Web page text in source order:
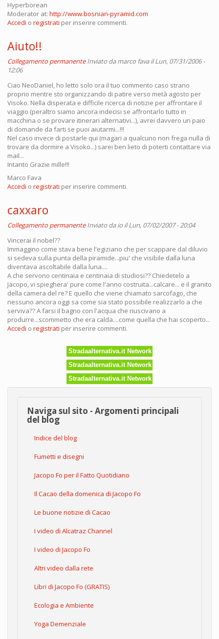
Hyperborean
Moderator at: http://www.bosnian-pyramid.com
Accedi o registrati per inserire commenti.
Aiuto!!
Collegamento permanente Inviato damarco favail Lun, 07/31/2006 -
12:06
Ciao NeoDaniel, ho letto solo ora il tuo commento caso strano
proprio mentre sto organizzando di patire verso metà agosto per
Visoko. Nella disperata e difficile ricerca di notizie per affrontare il
viaggio (peraltro siamo ancora indecisi se affrontarlo tutto in
macchina o se provare itinerari alternativi...), avrei davvero un paio
di domande da farti se puoi aiutarmi...!!!
Nel caso invece di postarle qui (magari a qualcuno non frega nulla di
trovare da dormire a Visoko...) sarei ben lieto di poterti contattare via
mail...
Intanto Grazie mille!!!
Marco Fava
Accedi o registrati per inserire commenti.
caxxaro
Collegamento permanente Inviato daio il Lun, 07/02/2007 - 20:04
Vincerai il nobel??
Immaggino come stava bene l'egiziano che per scappare dal diluvio
si sedeva sulla punta della piramide...piu' che visibile dalla luna
diventava ascoltabile dalla luna....
A che servono centinaia e centinaia di studiosi?? Chiedetelo a
Jacopo, vi spieghera' pure come l'anno costruita...calcare... e il granito
della camera del re? E quello che viene chiamato sarcofago, che
nessuno ancora oggi sa come sia stato possibile realizzarlo a che
serviva?? A farsi il bagno con l'acqua che riuscivano a
produrre...scommetto che era calda....come quella che hai scoperto...
Accedi o registrati per inserire commenti.
Stradaalternativa.it Network
Stradaalternativa.it Network
Stradaalternativa.it Network
Naviga sul sito - Argomenti principali
del blog
Indice del blog
Fumetti e disegni
Jacopo Fo per il Fatto Quotidiano
Il Cacao della domenica di Jacopo Fo
Le buone notizie di Cacao
I video di Alcatraz Channel
I video di Jacopo Fo
Altri video dalla rete
Libri di Jacopo Fo (GRATIS)
Ecologia e Ambiente
Yoga Demenziale